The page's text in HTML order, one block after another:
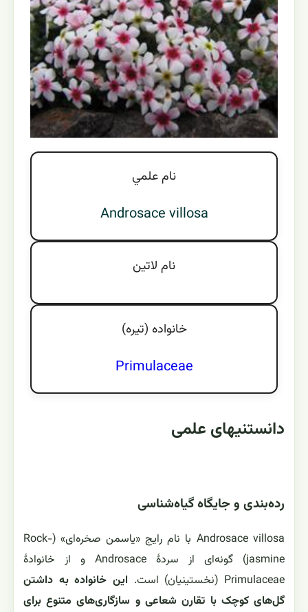
نام علمي
Androsace villosa
نام لاتين
خانواده (تيره)
Primulaceae
دانستنیهای علمی
رده‌بندی و جایگاه گیاه‌شناسی
Androsace villosa با نام رایج «یاسمن صخره‌ای» (Rock-
jasmine) گونه‌ای از سردهٔ Androsace و از خانوادهٔ
Primulaceae (نخستینیان) است.
این خانواده به داشتن
گل‌های کوچک با تقارن شعاعی و سازگاری‌های متنوع برای